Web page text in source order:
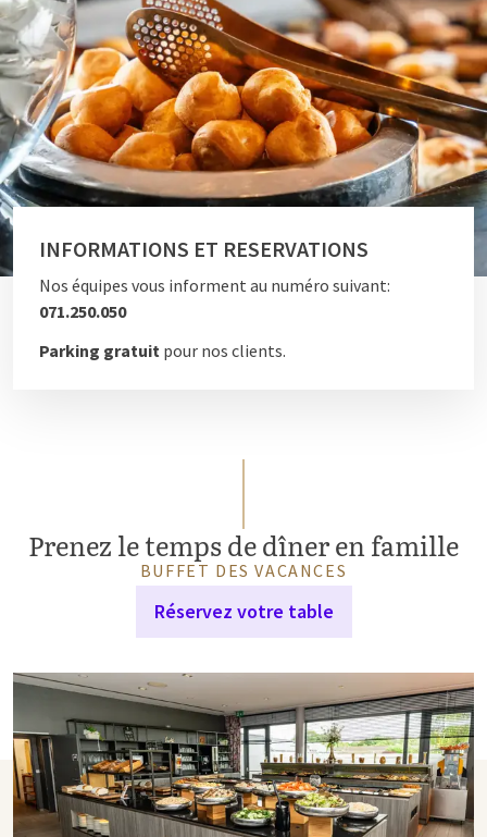
INFORMATIONS ET RESERVATIONS
Nos équipes vous informent au numéro suivant:
071.250.050
Parking gratuit pour nos clients.
Prenez le temps de dîner en famille
BUFFET DES VACANCES
Réservez votre table